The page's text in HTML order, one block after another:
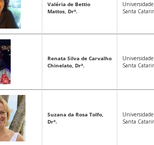
Valéria de Bettio
Mattos, Drª.
Santa
Renata Silva de Carvalho
Chinelato, Drª.
Santa
Suzana da Rosa Tolfo,
Drª.
Santa